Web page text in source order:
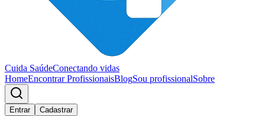
Cuida SaúdeConectando vidas
HomeEncontrar ProfissionaisBlogSou profissionalSobre
Entrar Cadastrar